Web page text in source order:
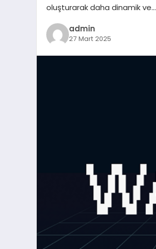
oluşturarak daha dinamik ve…
admin
27 Mart 2025